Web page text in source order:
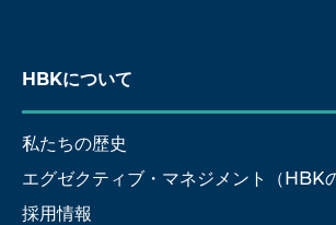
HBKについて
私たちの歴史
エグゼクティブ・マネジメント（HBK
採用情報